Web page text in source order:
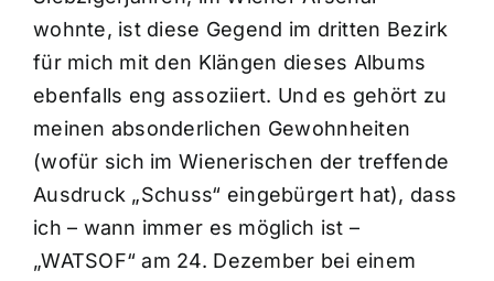
wohnte, ist diese Gegend im dritten Bezirk
für mich mit den Klängen dieses Albums
ebenfalls eng assoziiert. Und es gehört zu
meinen absonderlichen Gewohnheiten
(wofür sich im Wienerischen der treffende
Ausdruck „Schuss“ eingebürgert hat), dass
ich – wann immer es möglich ist –
„WATSOF“ am 24. Dezember bei einem